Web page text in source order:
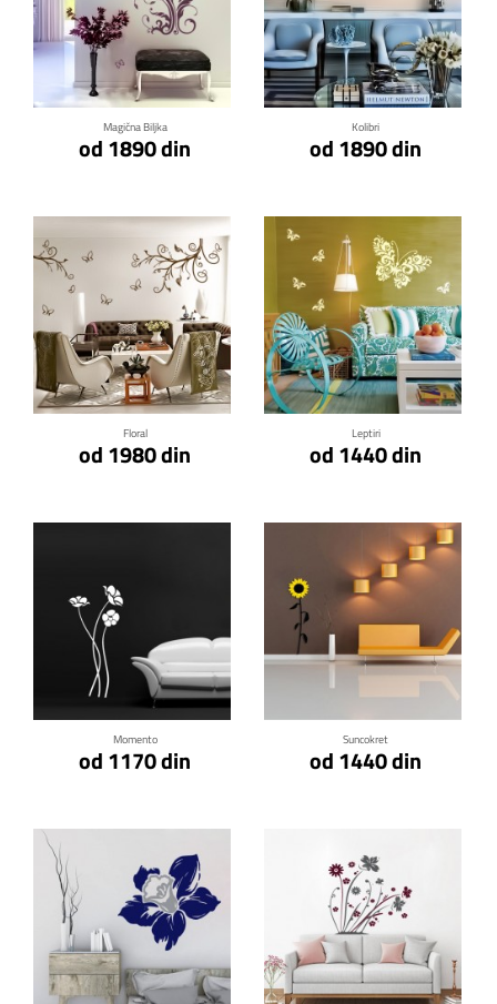
Magična Biljka
od 1890 din
Klikni za detalje
Kolibri
od 1890 din
Klikni za detalje
Floral
od 1980 din
Klikni za detalje
Leptiri
od 1440 din
Klikni za detalje
Momento
od 1170 din
Klikni za detalje
Suncokret
od 1440 din
Klikni za detalje
Klikni za detalje Klikni za detalje